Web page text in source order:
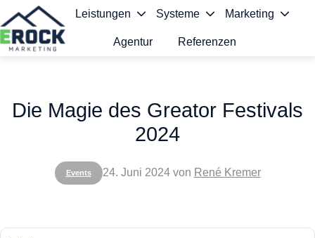
Leistungen Systeme Marketing
Agentur Referenzen
Events
Die Magie des Greator Festivals
2024
24. Juni 2024von René Kremer